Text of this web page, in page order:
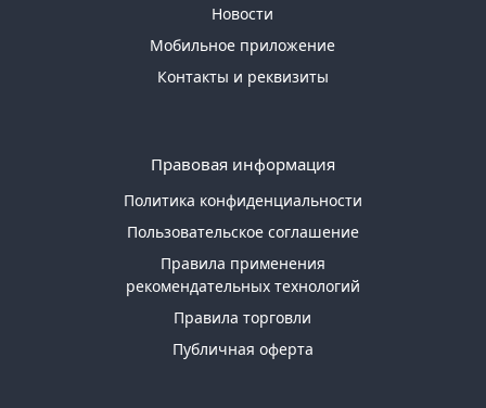
Новости
Мобильное приложение
Контакты и реквизиты
Правовая информация
Политика конфиденциальности
Пользовательское соглашение
Правила применения
рекомендательных технологий
Правила торговли
Публичная оферта